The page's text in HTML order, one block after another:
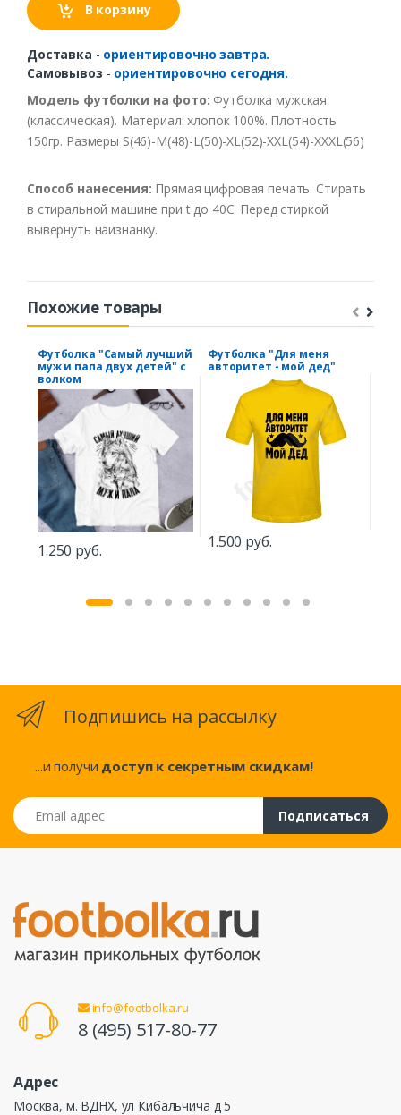
В корзину
Доставка - ориентировочно завтра.
Самовывоз - ориентировочно сегодня.
Модель футболки на фото: Футболка мужская
(классическая). Материал: хлопок 100%. Плотность
150гр. Размеры S(46)-M(48)-L(50)-XL(52)-XXL(54)-XXXL(56)
Способ нанесения: Прямая цифровая печать. Стирать
в стиральной машине при t до 40С. Перед стиркой
вывернуть наизнанку.
Похожие товары
Футболка "Самый лучший
муж и папа двух детей" с
волком
1.250 руб.
Футболка "Для меня
авторитет - мой дед"
1.500 руб.
Подпишись на рассылку
...и получи доступ к секретным скидкам!
Email адрес
Подписаться
info@footbolka.ru
8 (495) 517-80-77
Адрес
Москва, м. ВДНХ, ул Кибальчича д 5